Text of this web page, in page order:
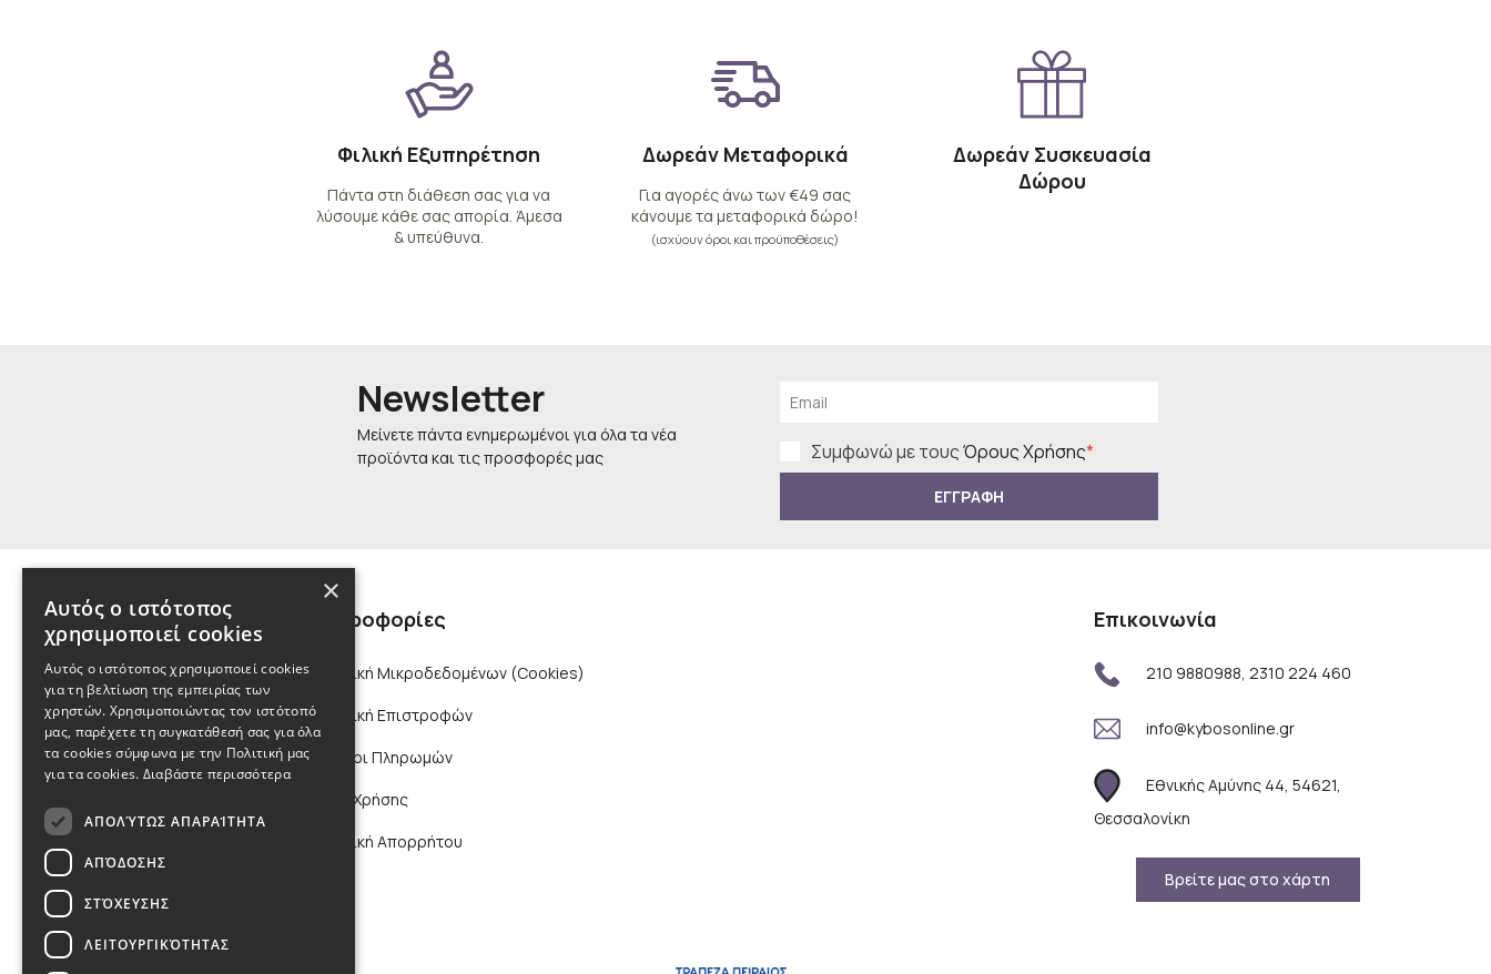
Φιλική Εξυπηρέτηση
Πάντα στη διάθεση σας για να
λύσουμε κάθε σας απορία. Άμεσα
& υπεύθυνα.
Δωρεάν Μεταφορικά
Για αγορές άνω των €49 σας
κάνουμε τα μεταφορικά δώρο!
(ισχύουν όροι και προϋποθέσεις)
Δωρεάν Συσκευασία
Δώρου
Newsletter
Μείνετε πάντα ενημερωμένοι για όλα τα νέα
προϊόντα και τις προσφορές μας
Συμφωνώ με τουςΌρους Χρήσης*
ΕΓΓΡΑΦΗ
Πληροφορίες
Πολιτική Μικροδεδομένων (Cookies)
Πολιτική Επιστροφών
Τρόποι Πληρωμών
Όροι Χρήσης
Πολιτική Απορρήτου
Επικοινωνία
210 9880988, 2310 224 460
info@kybosonline.gr
Εθνικής Αμύνης 44, 54621,
Θεσσαλονίκη
Βρείτε μας στο χάρτη
×
Αυτός ο ιστότοπος
χρησιμοποιεί cookies
Αυτός ο ιστότοπος χρησιμοποιεί cookies
για τη βελτίωση της εμπειρίας των
χρηστών. Χρησιμοποιώντας τον ιστότοπό
μας, παρέχετε τη συγκατάθεσή σας για όλα
τα cookies σύμφωνα με την Πολιτική μας
για τα cookies. Διαβάστε περισσότερα
ΑΠΟΛΎΤΩΣ ΑΠΑΡΑΊΤΗΤΑ
ΑΠΌΔΟΣΗΣ
ΣΤΌΧΕΥΣΗΣ
ΛΕΙΤΟΥΡΓΙΚΌΤΗΤΑΣ